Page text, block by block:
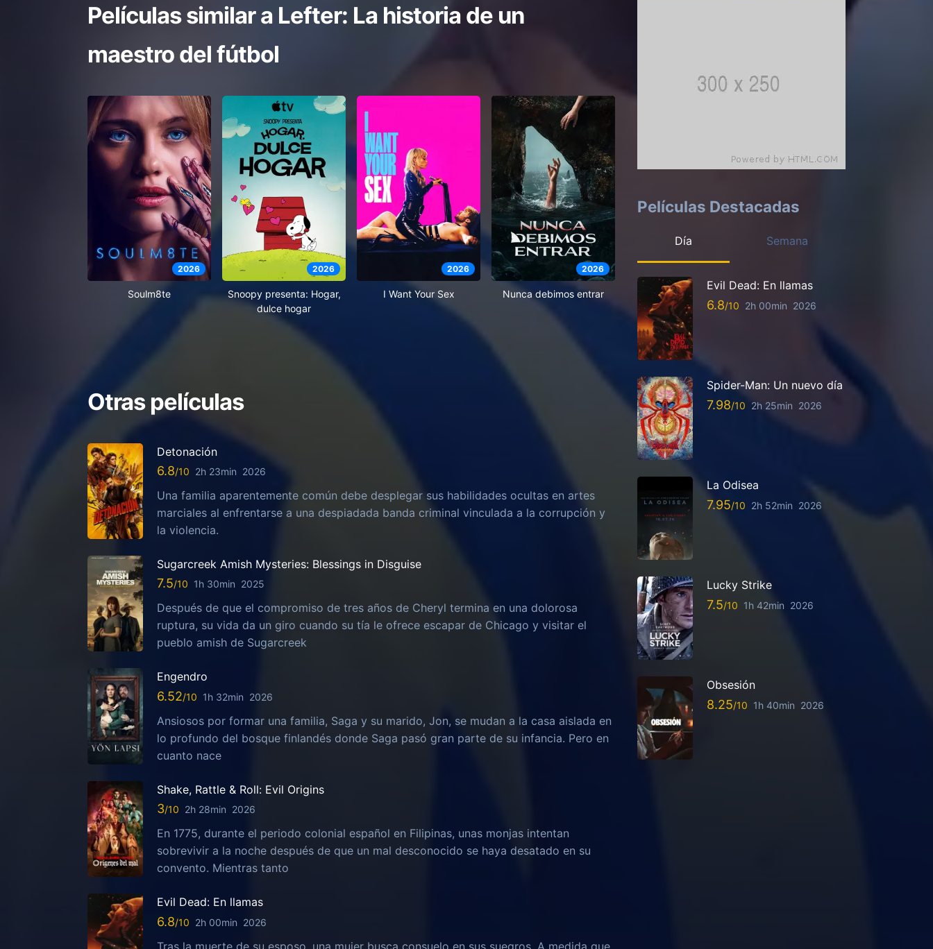
Películas similar a Lefter: La historia de un
maestro del fútbol
2026
Soulm8te
2026
Snoopy presenta: Hogar,
dulce hogar
2026
I Want Your Sex
2026
Nunca debimos entrar
Otras películas
Detonación
6.8 2h 23min 2026
Una familia aparentemente común debe desplegar sus habilidades ocultas en artes
marciales al enfrentarse a una despiadada banda criminal vinculada a la corrupción y
la violencia.
Sugarcreek Amish Mysteries: Blessings in Disguise
7.5 1h 30min 2025
Después de que el compromiso de tres años de Cheryl termina en una dolorosa
ruptura, su vida da un giro cuando su tía le ofrece escapar de Chicago y visitar el
pueblo amish de Sugarcreek
Engendro
6.52 1h 32min 2026
Ansiosos por formar una familia, Saga y su marido, Jon, se mudan a la casa aislada en
lo profundo del bosque finlandés donde Saga pasó gran parte de su infancia. Pero en
cuanto nace
Shake, Rattle & Roll: Evil Origins
3 2h 28min 2026
En 1775, durante el periodo colonial español en Filipinas, unas monjas intentan
sobrevivir a la noche después de que un mal desconocido se haya desatado en su
convento. Mientras tanto
Evil Dead: En llamas
6.8 2h 00min 2026
Tras la muerte de su esposo, una mujer busca consuelo en sus suegros. A medida que
Películas Destacadas
Día Semana
Evil Dead: En llamas
6.8 2h 00min 2026
Spider-Man: Un nuevo día
7.98 2h 25min 2026
La Odisea
7.95 2h 52min 2026
Lucky Strike
7.5 1h 42min 2026
Obsesión
8.25 1h 40min 2026